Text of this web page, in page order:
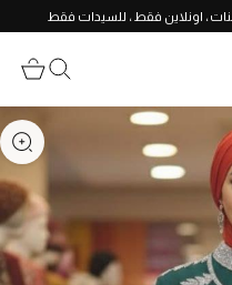
، اونلاين فقط ، للسيدات فقط